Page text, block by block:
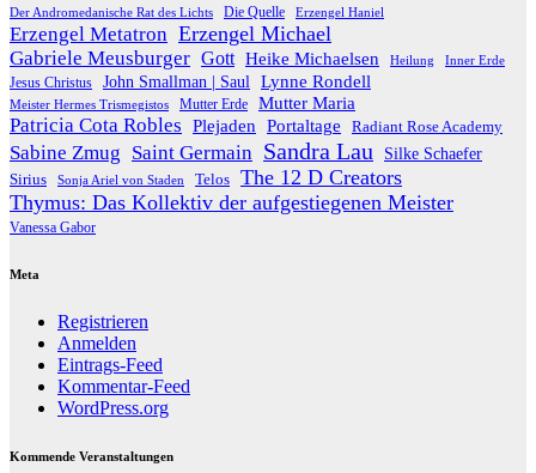
Der Andromedanische Rat des Lichts Die Quelle Erzengel Haniel
Erzengel Metatron Erzengel Michael
Gabriele Meusburger Gott Heike Michaelsen Heilung Inner Erde
Jesus Christus John Smallman | Saul Lynne Rondell
Meister Hermes Trismegistos Mutter Erde Mutter Maria
Patricia Cota Robles Plejaden Portaltage Radiant Rose Academy
Sabine Zmug Saint Germain Sandra Lau Silke Schaefer
Sirius Sonja Ariel von Staden Telos The 12 D Creators
Thymus: Das Kollektiv der aufgestiegenen Meister
Vanessa Gabor
Meta
Registrieren
Anmelden
Eintrags-Feed
Kommentar-Feed
WordPress.org
Kommende Veranstaltungen